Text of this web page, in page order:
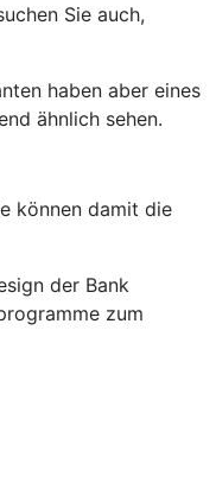
Sie auch,
haben aber eines
ähnlich sehen.
können damit die
der Bank
zum